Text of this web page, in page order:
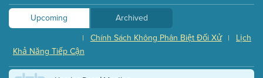
Upcoming
Archived
Lịch
|
Chính Sách Không Phân Biệt Đối Xử
|
Khả Năng Tiếp Cận